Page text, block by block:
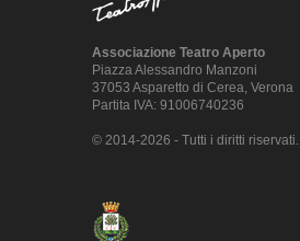
Associazione Teatro Aperto
Piazza Alessandro Manzoni
37053 Asparetto di Cerea, Verona
Partita IVA: 91006740236
© 2014-2026 - Tutti i diritti riservati.